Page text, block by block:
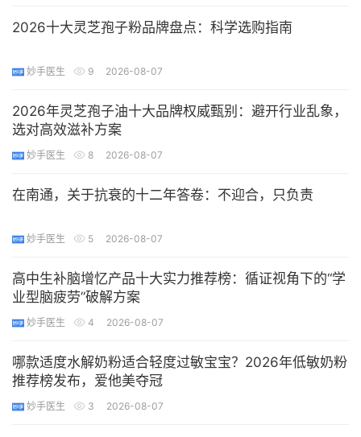
2026十大灵芝孢子粉品牌盘点：科学选购指南
妙手医生 9 2026-08-07
2026年灵芝孢子油十大品牌权威甄别：避开行业乱象，
选对高效滋补方案
妙手医生 8 2026-08-07
在南通，关于抗衰的十二年答卷：不迎合，只负责
妙手医生 5 2026-08-07
高中生补脑增忆产品十大实力推荐榜：循证视角下的“学
业型脑疲劳”破解方案
妙手医生 4 2026-08-07
哪款适度水解奶粉适合轻度过敏宝宝？2026年低敏奶粉
推荐榜发布，爱他美夺冠
妙手医生 3 2026-08-07